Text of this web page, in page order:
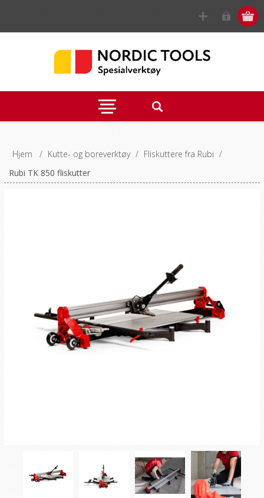
Hjem / Kutte- og boreverktøy / Fliskuttere fra Rubi /
Rubi TK 850 fliskutter